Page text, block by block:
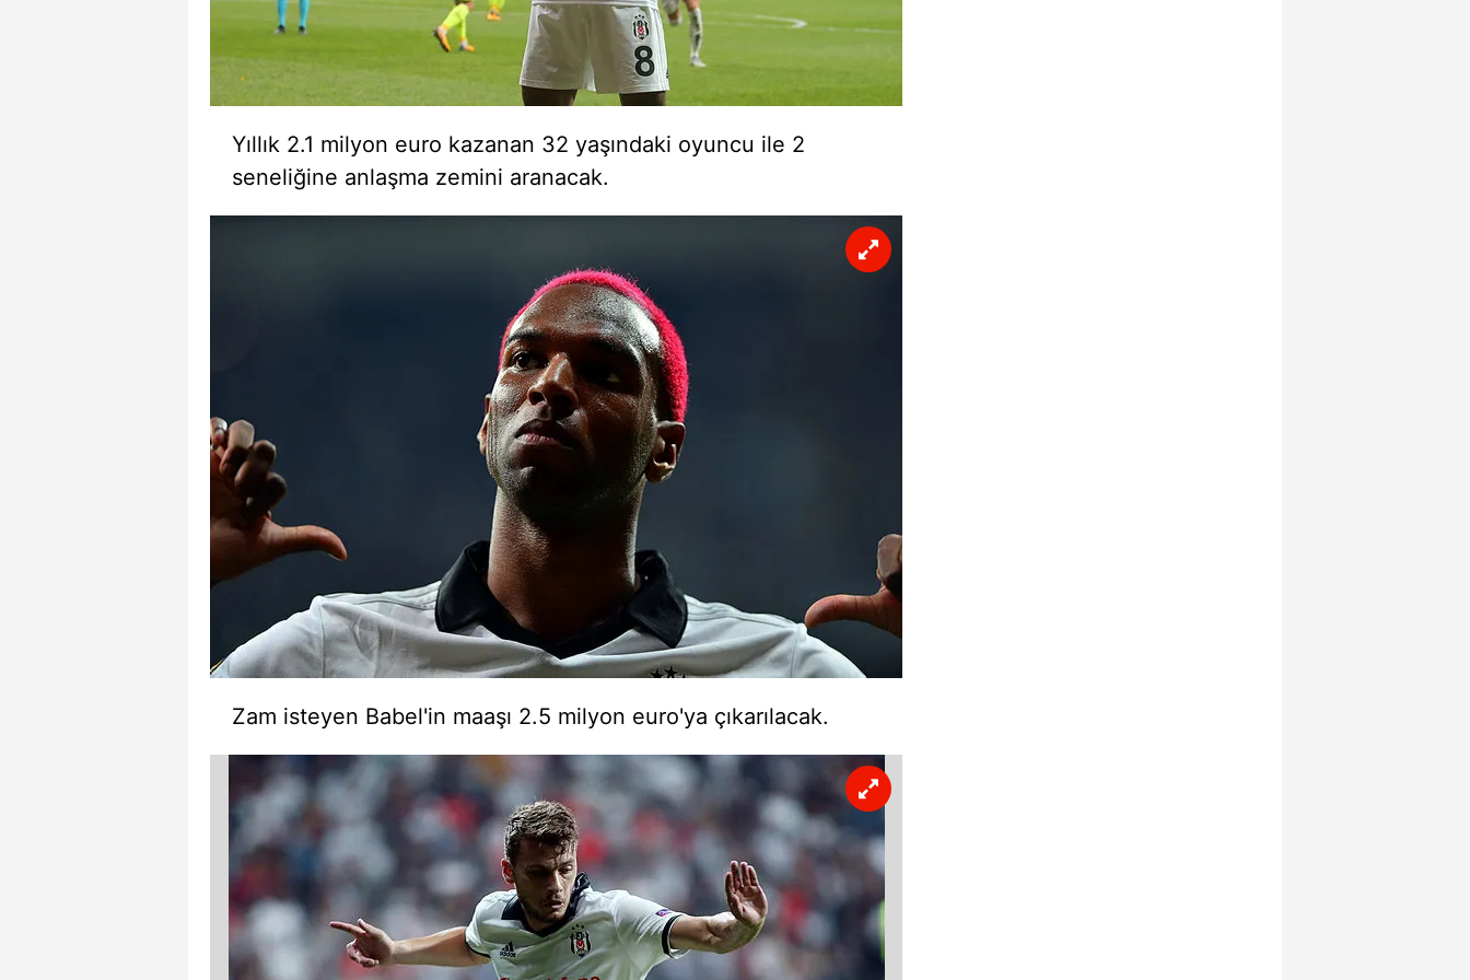
mevzuata uygun olarak kullanılan çerezlerle ilgili bilgi almak için lütfentıklayınız
Yıllık 2.1 milyon euro kazanan 32 yaşındaki oyuncu ile 2
seneliğine anlaşma zemini aranacak.
Zam isteyen Babel'in maaşı 2.5 milyon euro'ya çıkarılacak.